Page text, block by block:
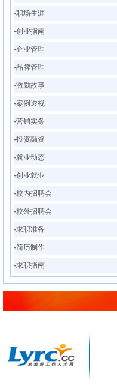
·职场生涯
·创业指南
·企业管理
·品牌管理
·激励故事
·案例透视
·营销实务
·投资融资
·就业动态
·创业就业
·校内招聘会
·校外招聘会
·求职准备
·简历制作
·求职指南